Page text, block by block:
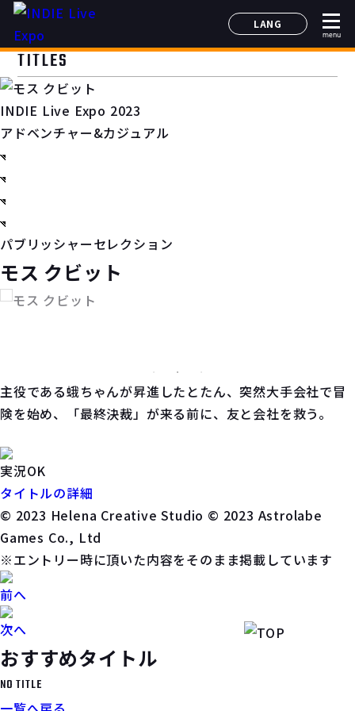
LANG
日本語
menu
TITLES
INDIE Live Expo 2023
アドベンチャー&カジュアル
パブリッシャーセレクション
モス クビット
主役である蛾ちゃんが昇進したとたん、突然大手会社で冒
険を始め、「最終決裁」が来る前に、友と会社を救う。
実況OK
タイトルの詳細
© 2023 Helena Creative Studio © 2023 Astrolabe
Games Co., Ltd
※エントリー時に頂いた内容をそのまま掲載しています
前へ
次へ
おすすめタイトル
NO TITLE